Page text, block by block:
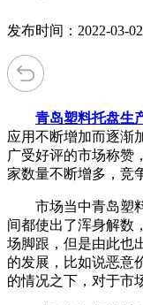
发布时间：2022-03-
青岛塑料托盘生
应用不断增加而逐渐
广受好评的市场称赞
家数量不断增多，竞
市场当中青岛塑料
间都使出了浑身解数
场脚跟，但是由此也
的发展，比如说恶意
的情况之下，对于市